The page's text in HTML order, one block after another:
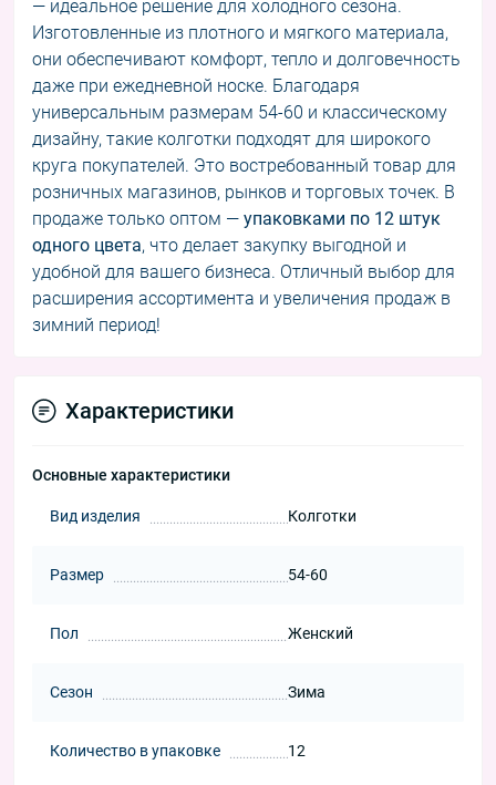
— идеальное решение для холодного сезона.
Изготовленные из плотного и мягкого материала,
они обеспечивают комфорт, тепло и долговечность
даже при ежедневной носке. Благодаря
универсальным размерам 54-60 и классическому
дизайну, такие колготки подходят для широкого
круга покупателей. Это востребованный товар для
розничных магазинов, рынков и торговых точек. В
продаже только оптом — упаковками по 12 штук
одного цвета, что делает закупку выгодной и
удобной для вашего бизнеса. Отличный выбор для
расширения ассортимента и увеличения продаж в
зимний период!
Характеристики
Основные характеристики
Вид изделия Колготки
Размер 54-60
Пол Женский
Сезон Зима
Количество в упаковке 12